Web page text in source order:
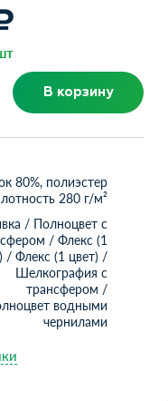
В корзину
80%, полиэстер
280 г/м²
/ Полноцвет с
/ Флекс (1
/ Флекс (1 цвет) /
Шелкография с
трансфером /
водными
чернилами